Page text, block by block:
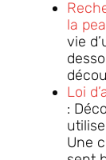
la
vie
Loi
:
Une